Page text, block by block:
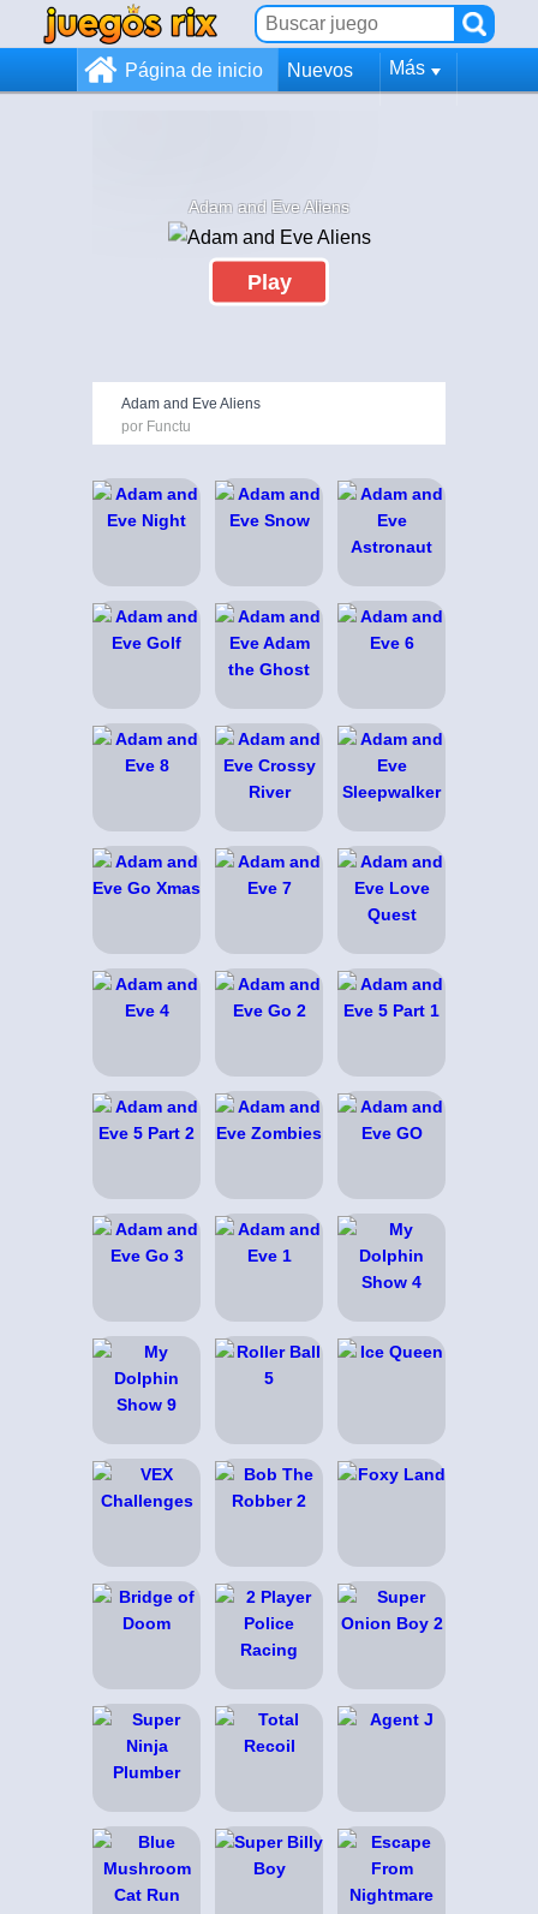
Página de inicio Nuevos Más
Adam and Eve Aliens
Play
Adam and Eve Aliens
por Functu